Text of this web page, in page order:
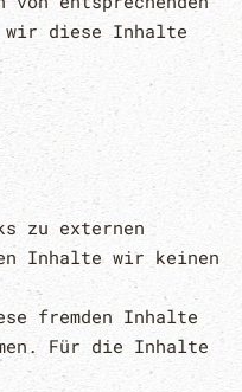
wir diese Inhalte
zu externen
Inhalte wir keinen
fremden Inhalte
Für die Inhalte